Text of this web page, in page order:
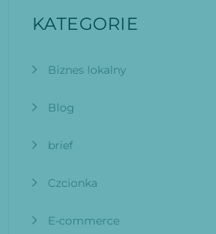
KATEGORIE
Biznes lokalny
Blog
brief
Czcionka
E-commerce